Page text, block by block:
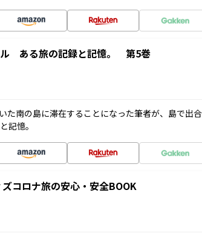
ル ある旅の記録と記憶。 第5巻
た南の島に滞在することになった筆者が、島で出
記憶。
コロナ旅の安心・安全BOOK